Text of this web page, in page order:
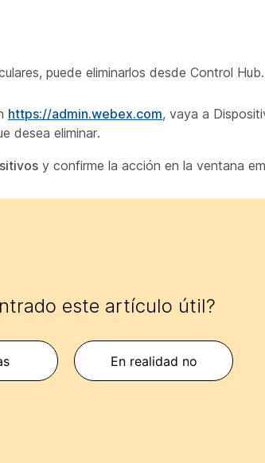
puede eliminarlos desde Control Hub.
https://admin.webex.com, vaya a
desea eliminar.
y confirme la acción en la ventana
este artículo útil?
En realidad no